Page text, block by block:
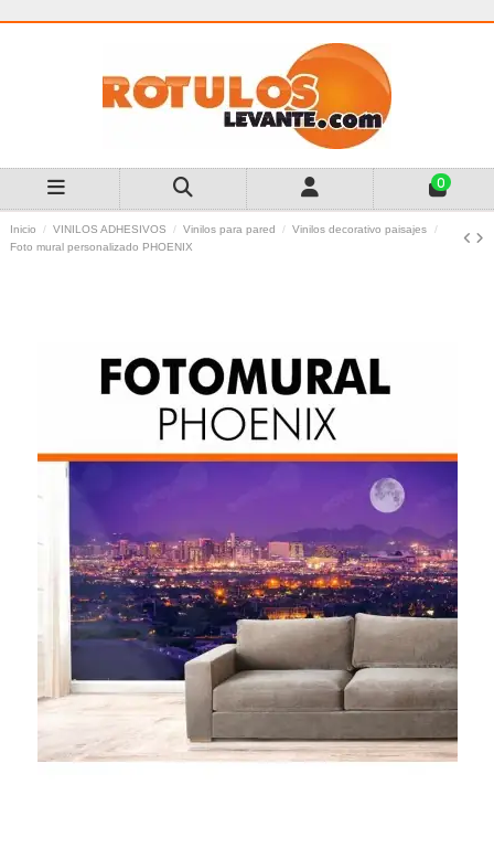
0
Inicio VINILOS ADHESIVOS Vinilos para pared
Vinilos decorativo paisajes
Foto mural personalizado PHOENIX